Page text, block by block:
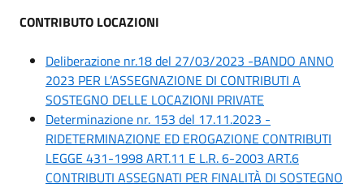
CONTRIBUTO LOCAZIONI
Deliberazione nr.18 del 27/03/2023 -BANDO ANNO
2023 PER L’ASSEGNAZIONE DI CONTRIBUTI A
SOSTEGNO DELLE LOCAZIONI PRIVATE
Determinazione nr. 153 del 17.11.2023 -
RIDETERMINAZIONE ED EROGAZIONE CONTRIBUTI
LEGGE 431-1998 ART.11 E L.R. 6-2003 ART.6
CONTRIBUTI ASSEGNATI PER FINALITÀ DI SOSTEGNO